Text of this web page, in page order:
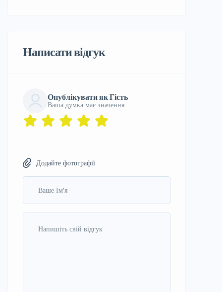
Написати відгук
Опублікувати як Гість
Ваша думка має значення
Додайте фотографії